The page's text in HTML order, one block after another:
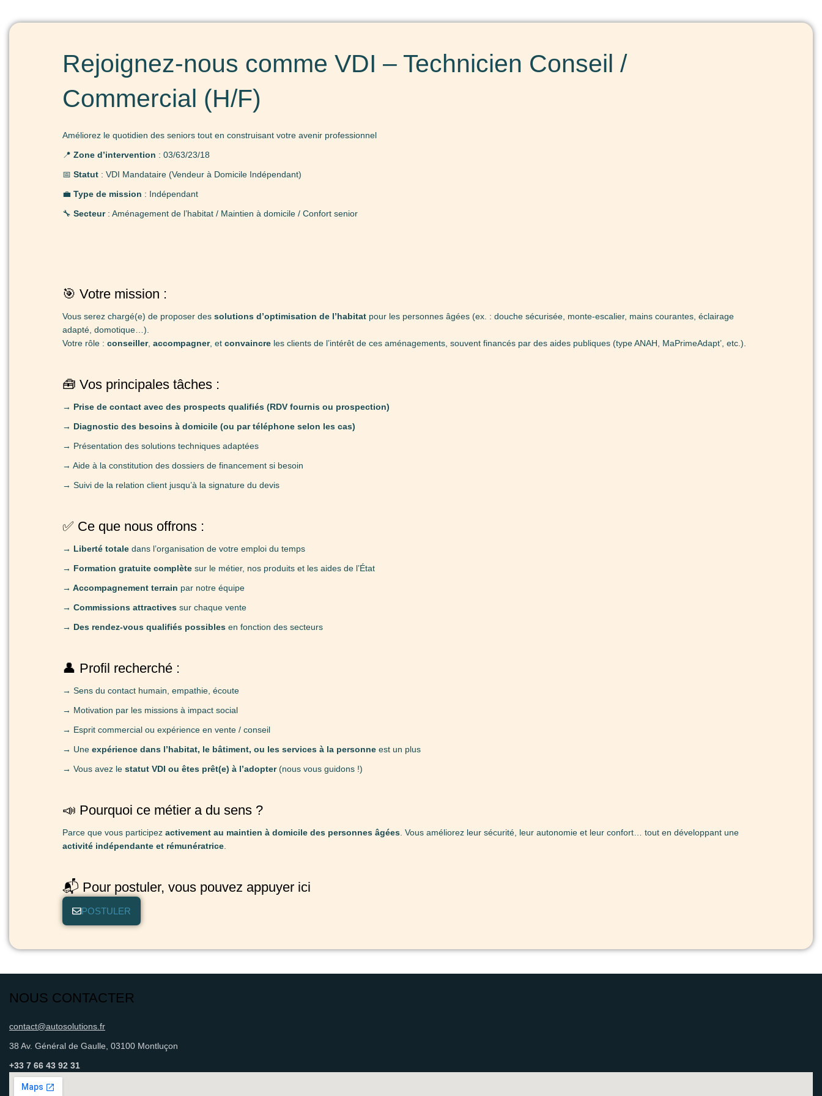
Rejoignez-nous comme VDI – Technicien Conseil /
Commercial (H/F)
Améliorez le quotidien des seniors tout en construisant votre avenir professionnel
📍 Zone d’intervention : 03/63/23/18
📅 Statut : VDI Mandataire (Vendeur à Domicile Indépendant)
💼 Type de mission : Indépendant
🔧 Secteur: Aménagement de l’habitat / Maintien à domicile / Confort senior
🎯 Votre mission :
Vous serez chargé(e) de proposer des solutions d’optimisation de l’habitat pour les personnes âgées (ex. : douche sécurisée, monte-escalier, mains courantes, éclairage
adapté, domotique…).
Votre rôle : conseiller, accompagner, et convaincre les clients de l’intérêt de ces aménagements, souvent financés par des aides publiques (type ANAH, MaPrimeAdapt’, etc.).
🧰 Vos principales tâches :
→ Prise de contact avec des prospects qualifiés (RDV fournis ou prospection)
→ Diagnostic des besoins à domicile (ou par téléphone selon les cas)
→ Présentation des solutions techniques adaptées
→ Aide à la constitution des dossiers de financement si besoin
→ Suivi de la relation client jusqu’à la signature du devis
✅ Ce que nous offrons :
→ Liberté totale dans l’organisation de votre emploi du temps
→ Formation gratuite complète sur le métier, nos produits et les aides de l’État
→ Accompagnement terrain par notre équipe
→ Commissions attractives sur chaque vente
→ Des rendez-vous qualifiés possibles en fonction des secteurs
👤 Profil recherché :
→ Sens du contact humain, empathie, écoute
→ Motivation par les missions à impact social
→ Esprit commercial ou expérience en vente / conseil
→ Une expérience dans l’habitat, le bâtiment, ou les services à la personne est un plus
→ Vous avez le statut VDI ou êtes prêt(e) à l’adopter(nous vous guidons !)
📣 Pourquoi ce métier a du sens ?
Parce que vous participez activement au maintien à domicile des personnes âgées . Vous améliorez leur sécurité, leur autonomie et leur confort… tout en développant une
activité indépendante et rémunératrice
📬 Pour postuler, vous pouvez appuyer ici
POSTULER
NOUS CONTACTER
contact@autosolutions.fr
38 Av. Général de Gaulle, 03100 Montluçon
+33 7 66 43 92 31